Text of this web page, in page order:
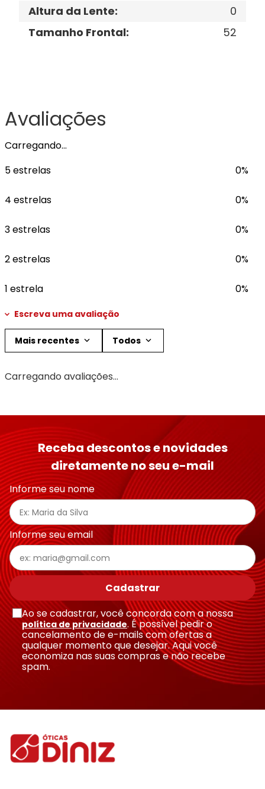
Altura da Lente:
0
Tamanho Frontal: 52
Avaliações
Carregando…
5 estrelas
0%
4 estrelas 0%
3 estrelas 0%
2 estrelas 0%
1 estrela 0%
Escreva uma avaliação
Título
Avalie o produto de 1 a 5 estrelas
★★★★★
Seu nome
Endereço de email
Escreva uma avaliação
Enviar avaliação
Mais recentes Todos
Carregando avaliações…
Receba descontos e novidades
diretamente no seu e-mail
Informe seu nome
Informe seu email
Cadastrar
Ao se cadastrar, você concorda com a nossa
política de privacidade. É possível pedir o
cancelamento de e-mails com ofertas a
qualquer momento que desejar. Aqui você
economiza nas suas compras e não recebe
spam.